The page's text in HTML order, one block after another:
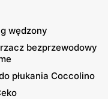
wędzony
bezprzewodowy
płukania Coccolino